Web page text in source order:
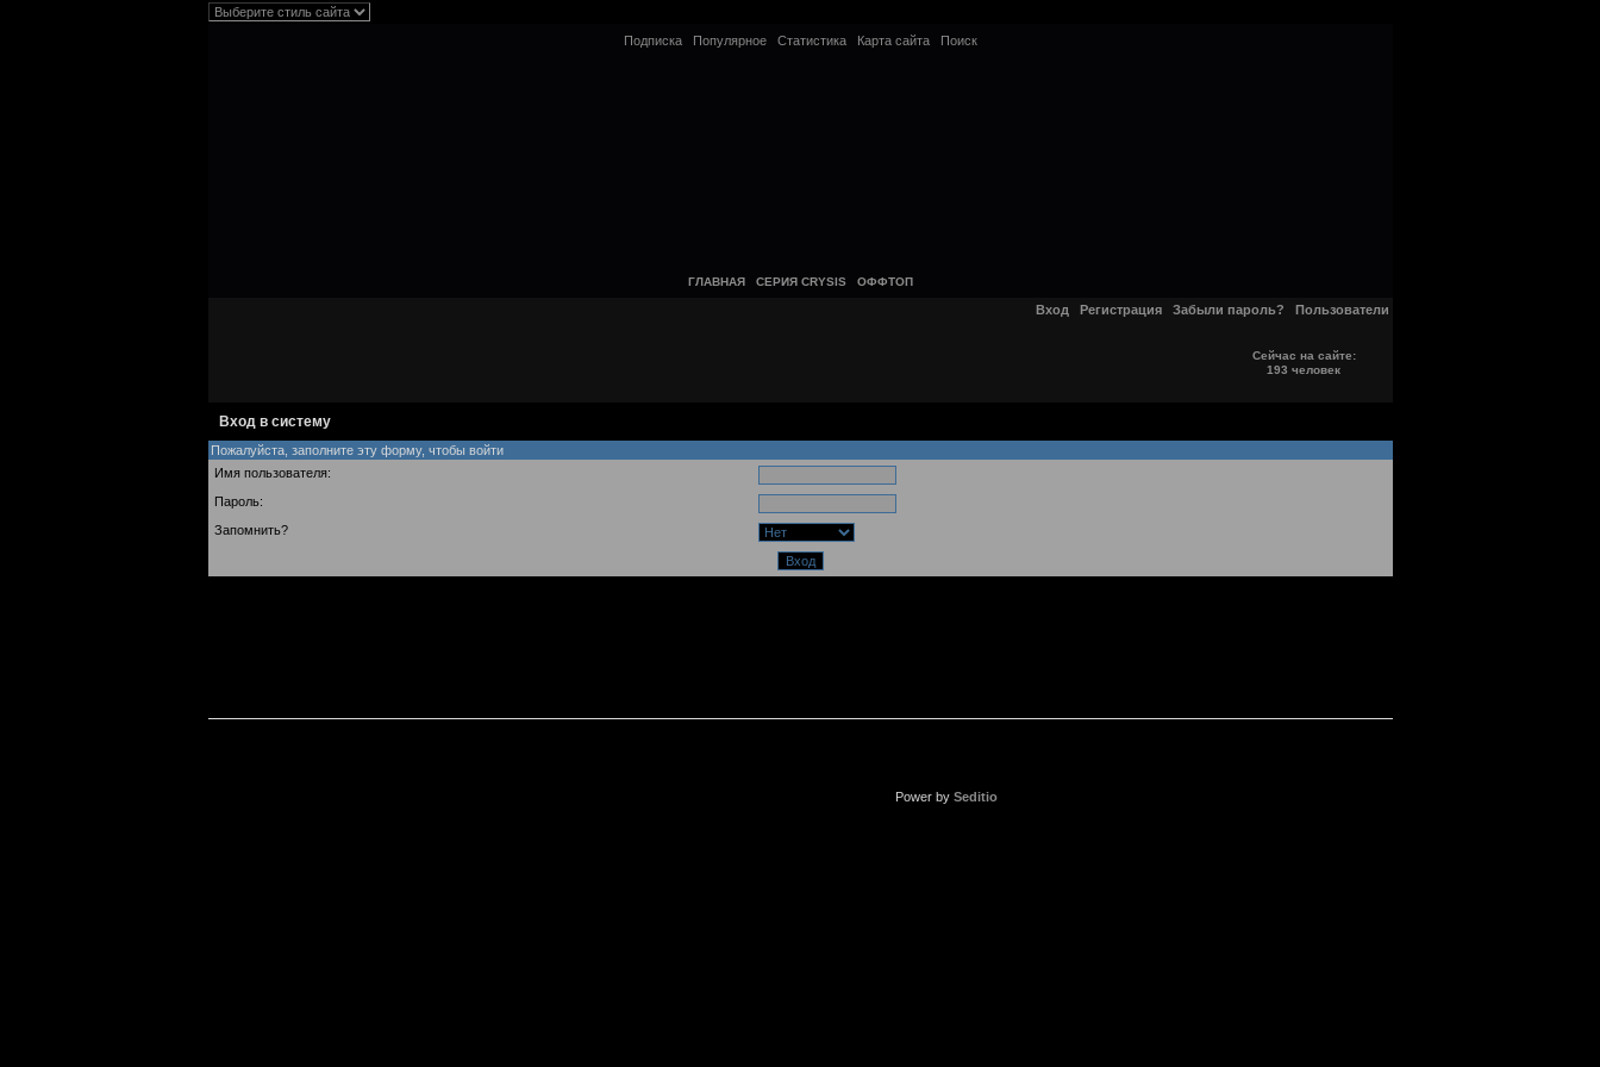
Подписка Популярное Статистика Карта сайта Поиск
ГЛАВНАЯ СЕРИЯ CRYSIS ОФФТОП
Вход Регистрация Забыли пароль? Пользователи
Сейчас на сайте:
193 человек
Вход в систему
Пожалуйста, заполните эту форму, чтобы войти
Имя пользователя:
Пароль:
Запомнить?
Power by Seditio